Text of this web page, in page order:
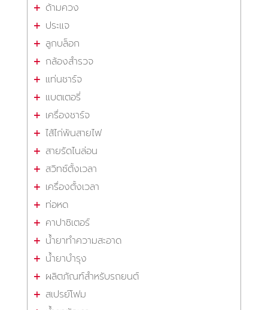
ด้ามควง
ประแจ
ลูกบล็อก
กล้องสำรวจ
แท่นชาร์จ
แบตเตอรี่
เครื่องชาร์จ
ไส้ไก่พันสายไฟ
สายรัดไนล่อน
สวิทซ์ตั้งเวลา
เครื่องตั้งเวลา
ท่อหด
คาปาซิเตอร์
น้ำยาทำความสะอาด
น้ำยาบำรุง
ผลิตภัณฑ์สำหรับรถยนต์
สเปรย์โฟม